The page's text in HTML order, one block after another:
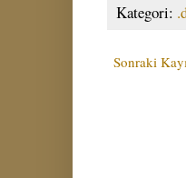
Kategori:
Sonraki